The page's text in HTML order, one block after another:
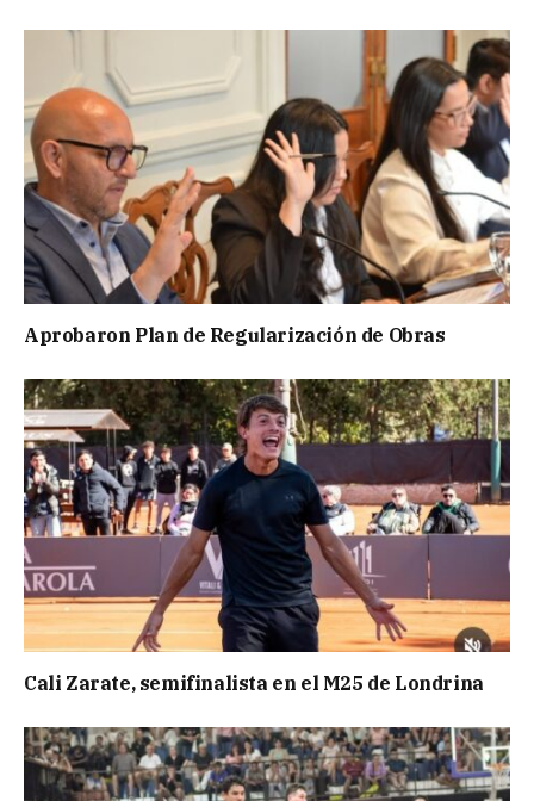
Aprobaron Plan de Regularización de Obras
Cali Zarate, semifinalista en el M25 de Londrina